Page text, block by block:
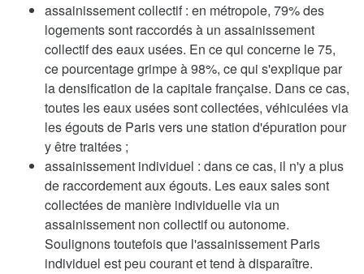
assainissement collectif : en métropole, 79% des
logements sont raccordés à un assainissement
collectif des eaux usées. En ce qui concerne le 75,
ce pourcentage grimpe à 98%, ce qui s'explique par
la densification de la capitale française. Dans ce cas,
toutes les eaux usées sont collectées, véhiculées via
les égouts de Paris vers une station d'épuration pour
y être traitées ;
assainissement individuel : dans ce cas, il n'y a plus
de raccordement aux égouts. Les eaux sales sont
collectées de manière individuelle via un
assainissement non collectif ou autonome.
Soulignons toutefois que l'assainissement Paris
individuel est peu courant et tend à disparaître.